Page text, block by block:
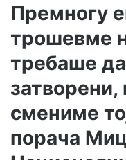
Премногу
трошевме
требаше
затворени,
смениме
порача